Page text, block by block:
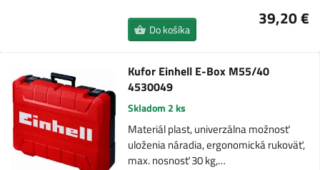
39,20 €
Do košíka
Kufor Einhell E-Box M55/40
4530049
Skladom 2 ks
Materiál plast, univerzálna možnosť
uloženia náradia, ergonomická rukoväť,
max. nosnosť 30 kg,…